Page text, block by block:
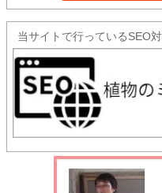
当サイトで行っているSEO